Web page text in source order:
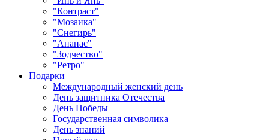
"Контраст"
"Мозаика"
"Снегирь"
"Ананас"
"Зодчество"
"Ретро"
Подарки
Международный женский день
День защитника Отечества
День Победы
Государственная символика
День знаний